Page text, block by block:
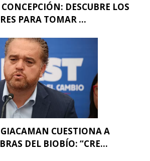
DESCUBRE LOS
PARA TOMAR ...
CUESTIONA A
DEL BIOBÍO: “CRE...